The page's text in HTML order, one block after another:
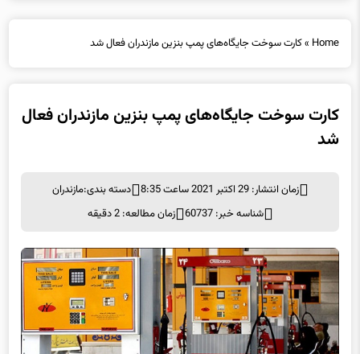
Home
»کارت سوخت جایگاه‌های پمپ بنزین مازندران فعال شد
کارت سوخت جایگاه‌های پمپ بنزین مازندران فعال
شد
زمان انتشار: 29 اکتبر 2021 ساعت 8:35 دسته بندی:مازندران
شناسه خبر: 60737
زمان مطالعه: 2 دقیقه